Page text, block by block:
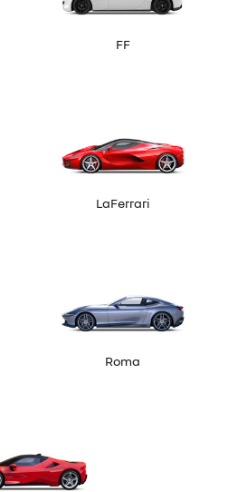
FF
LaFerrari
Roma